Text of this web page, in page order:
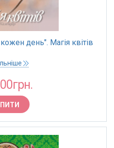
день". Магія квітів